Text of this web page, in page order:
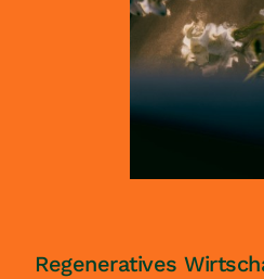
Regeneratives